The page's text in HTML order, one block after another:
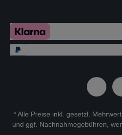
* Alle Preise inkl. gesetzl.
und ggf. Nachnahmegebühren,